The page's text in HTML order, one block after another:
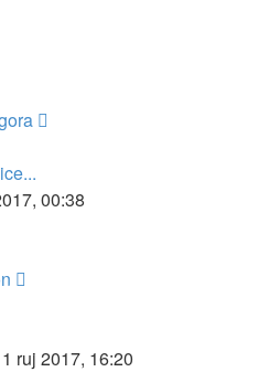
00:38
ruj 2017, 16:20